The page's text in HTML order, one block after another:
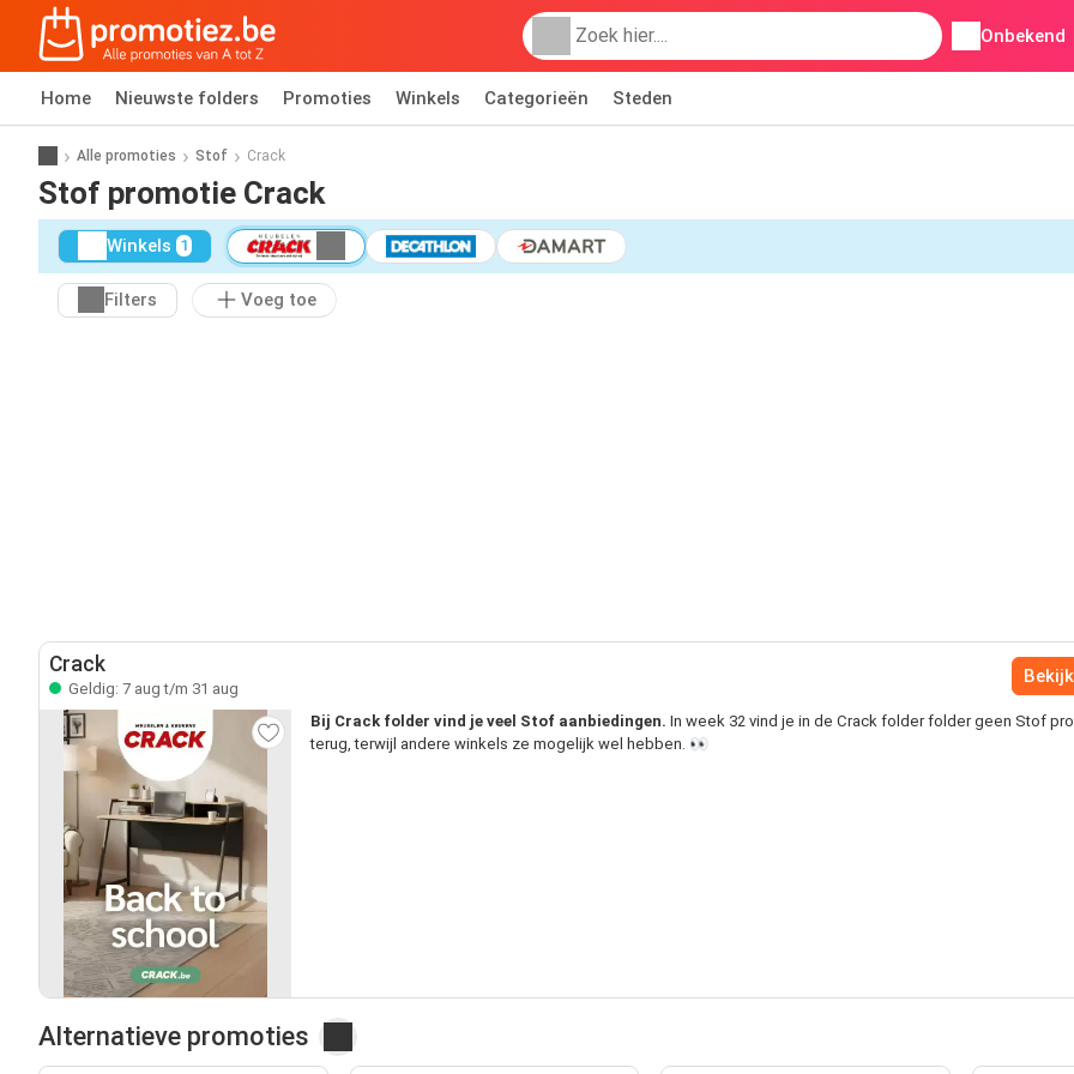
Onbekend
Home Nieuwste folders Promoties Winkels Categorieën Steden
Alle promoties Stof Crack
Stof promotie Crack
Winkels 1
Filters Voeg toe
Crack
Geldig: 7 aug t/m 31 aug
Bij Crack folder vind je veel Stof aanbiedingen. In week 32 vind je in de Crack folder folder geen Stof
terug, terwijl andere winkels ze mogelijk wel hebben. 👀
Alternatieve promoties